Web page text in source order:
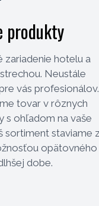
produkty
zariadenie hotelu a
Neustále
vás profesionálov.
tovar v rôznych
s ohľadom na vaše
sortiment staviame z
opätovného
dobe.